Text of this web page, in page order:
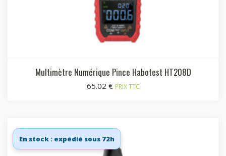
Multimètre Numérique Pince Habotest HT208D
65.02 € PRIX TTC
En stock : expédié sous 72h